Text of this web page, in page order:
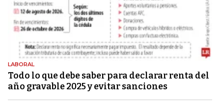
LABORAL
Todo lo que debe saber para declarar renta del
año gravable 2025 y evitar sanciones